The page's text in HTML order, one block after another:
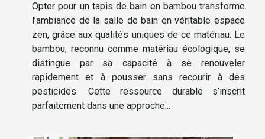
Opter pour un tapis de bain en bambou transforme
l’ambiance de la salle de bain en véritable espace
zen, grâce aux qualités uniques de ce matériau. Le
bambou, reconnu comme matériau écologique, se
distingue par sa capacité à se renouveler
rapidement et à pousser sans recourir à des
pesticides. Cette ressource durable s’inscrit
parfaitement dans une approche...